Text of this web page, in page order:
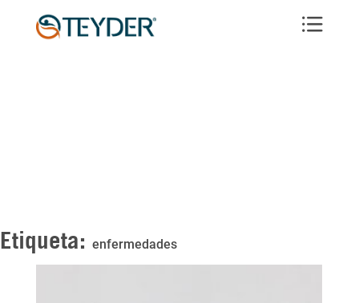
Etiqueta: enfermedades